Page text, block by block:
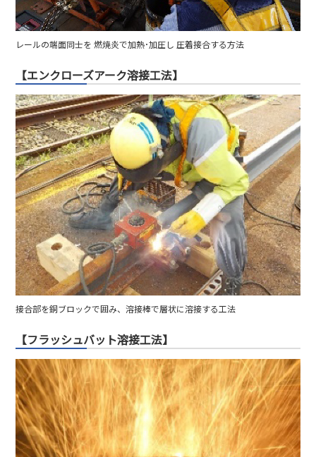
レールの端面同士を 燃焼炎で加熱･加圧し 圧着接合する方法
【エンクローズアーク溶接工法】
接合部を銅ブロックで囲み、溶接棒で層状に溶接する工法
【フラッシュバット溶接工法】